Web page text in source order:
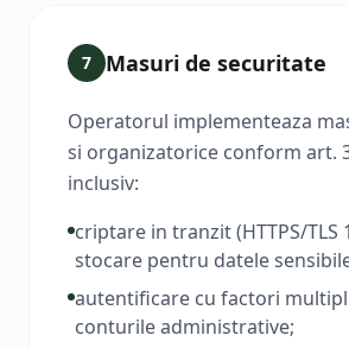
7 Masuri de securitate
Operatorul implementeaza
si organizatorice conform art.
inclusiv:
criptare in tranzit (HTTPS/TLS
stocare pentru datele
autentificare cu factori
conturile administrative;